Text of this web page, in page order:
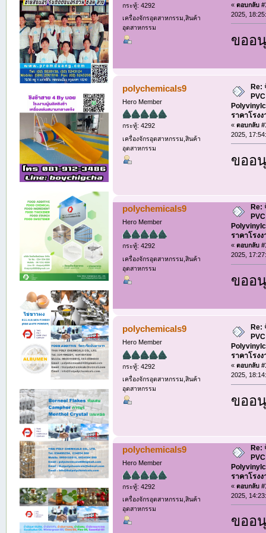
กระทู้: 4292
เครื่องจักรอุตสาหกรรม,สินค้า
อุตสาหกรรม
«ตอบกลับ
2025,
ขออ
polychemicals9
Hero Member
กระทู้: 4292
เครื่องจักรอุตสาหกรรม,สินค้า
อุตสาหกรรม
Re:
ราคาโรง
«ตอบกลับ
2025,
ขออ
polychemicals9
Hero Member
กระทู้: 4292
เครื่องจักรอุตสาหกรรม,สินค้า
อุตสาหกรรม
Re:
ราคาโรง
«ตอบกลับ
2025,
ขออ
polychemicals9
Hero Member
กระทู้: 4292
เครื่องจักรอุตสาหกรรม,สินค้า
อุตสาหกรรม
Re:
ราคาโรง
«ตอบกลับ
2025,
ขออ
polychemicals9
Hero Member
กระทู้: 4292
เครื่องจักรอุตสาหกรรม,สินค้า
อุตสาหกรรม
Re:
ราคาโรง
«ตอบกลับ
2025,
ขออ